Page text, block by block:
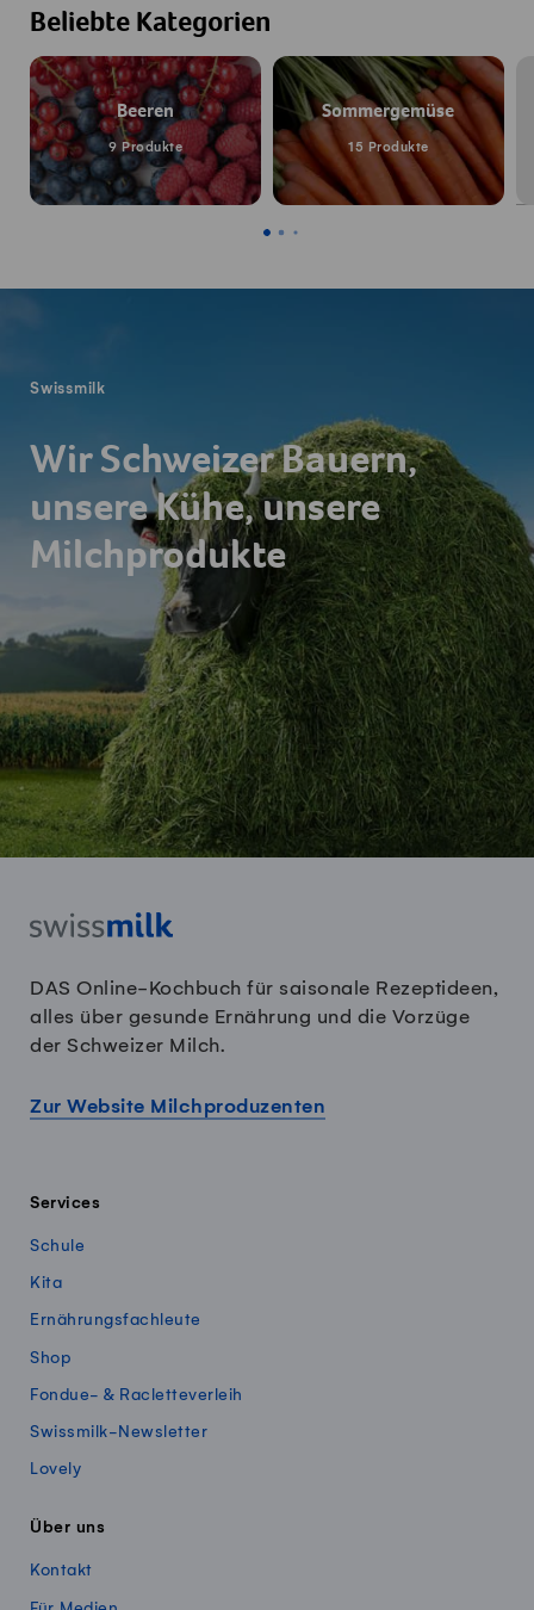
Beliebte Kategorien
Beeren
9 Produkte
Sommergemüse
15 Produkte
Swissmilk
Wir Schweizer Bauern,
unsere Kühe, unsere
Milchprodukte
DAS Online-Kochbuch für saisonale Rezeptideen,
alles über gesunde Ernährung und die Vorzüge
der Schweizer Milch.
Zur Website Milchproduzenten
Services
Schule
Kita
Ernährungsfachleute
Shop
Fondue- & Racletteverleih
Swissmilk-Newsletter
Lovely
Über uns
Kontakt